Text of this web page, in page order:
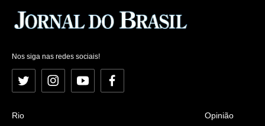
Nos siga nas redes sociais!
Twitter InstagramYouTubeFacebook
Rio
Opinião